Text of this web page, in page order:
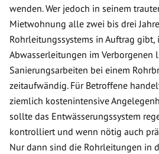
wenden. Wer jedoch in seinem
Mietwohnung alle zwei bis drei
Rohrleitungssystems in Auftrag gibt,
Abwasserleitungen im Verborgenen
Sanierungsarbeiten bei einem
zeitaufwändig. Für Betroffene
ziemlich kostenintensive
sollte das Entwässerungssystem
kontrolliert und wenn nötig auch
Nur dann sind die Rohrleitungen in